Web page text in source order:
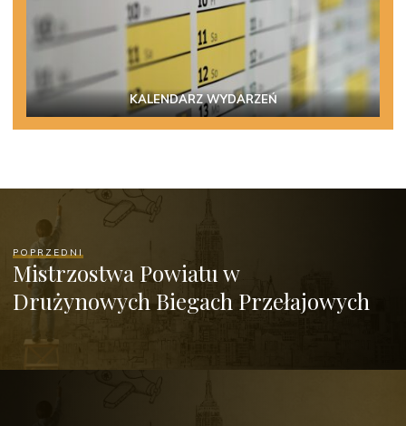
KALENDARZ WYDARZEŃ
POPRZEDNI
Mistrzostwa Powiatu w
Drużynowych Biegach Przełajowych